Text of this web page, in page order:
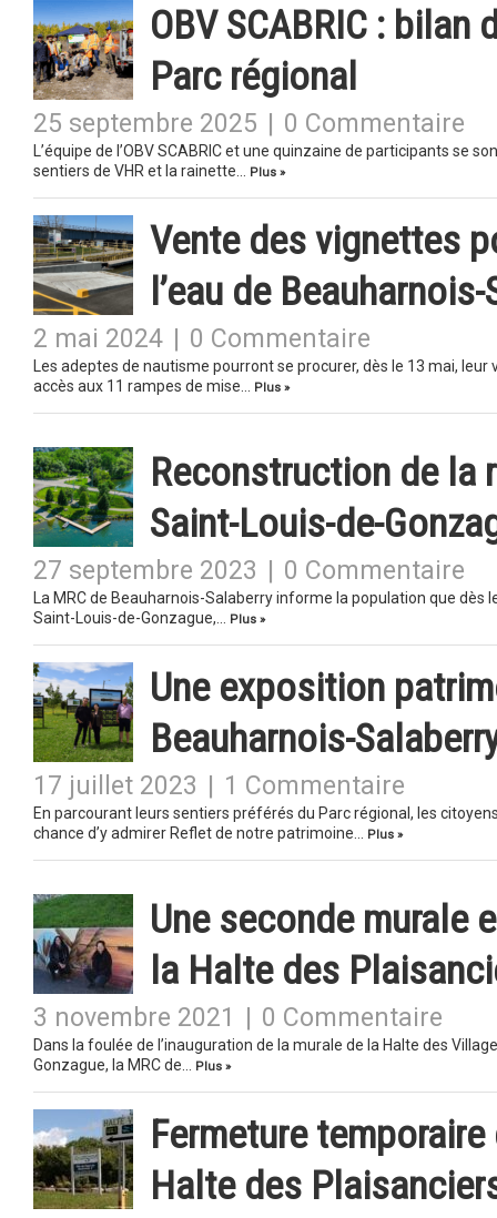
OBV SCABRIC :
Parc régional
25 septembre 2025 0 Commentaire
L’équipe de l’OBV SCABRIC et une quinzaine de participants
sentiers de VHR et la rainette…
Plus »
Vente des vignettes
l’eau de
2 mai 2024 0 Commentaire
Les adeptes de nautisme pourront se procurer, dès le 13 mai,
accès aux 11 rampes de mise…
Plus »
Reconstruction de la
Saint-Louis-de-
27 septembre 2023 0 Commentaire
La MRC de Beauharnois-Salaberry informe la population que dès
Saint-Louis-de-Gonzague,…
Plus »
Une exposition
Beauharnois-
17 juillet 2023 1 Commentaire
En parcourant leurs sentiers préférés du Parc régional, les
chance d’y admirer Reflet de notre patrimoine…
Plus »
Une seconde murale
la Halte des
3 novembre 2021 0 Commentaire
Dans la foulée de l’inauguration de la murale de la Halte des
Gonzague, la MRC de…
Plus »
Fermeture
Halte des